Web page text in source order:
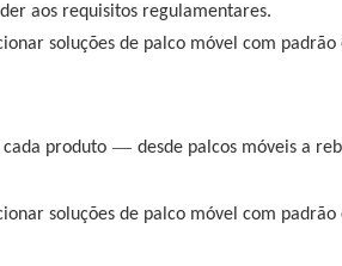
aos requisitos regulamentares.
cada produto — desde palcos móveis a